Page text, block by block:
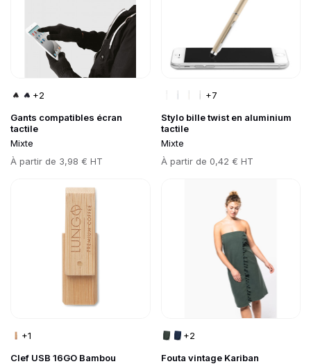
Gants compatibles écran
tactile
Mixte
Prix
À partir de 3,98 € HT
+2
Stylo bille twist en aluminium
tactile
Mixte
Prix
À partir de 0,42 € HT
+7
Clef USB 16GO Bambou
+1
Go to product page
Fouta vintage Kariban
+2
Go to product page